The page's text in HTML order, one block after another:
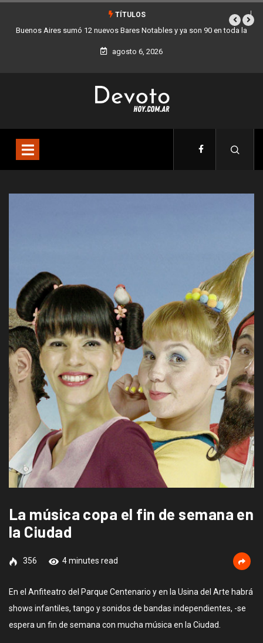
TÍTULOS
Los stands móviles de la Ciudad llegan esta semana a Villa Devoto
agosto 6, 2026
La música copa el fin de semana en
la Ciudad
356 4 minutes read
En el Anfiteatro del Parque Centenario y en la Usina del Arte habrá
shows infantiles, tango y sonidos de bandas independientes, -se
espera un fin de semana con mucha música en la Ciudad.